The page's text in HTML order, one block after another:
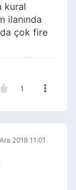
kural
ilanında
çok fire
1
2018 11:01